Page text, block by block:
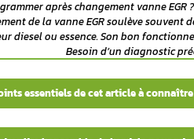
Faut-il reprogrammer
remplacement de la
votremoteur dieselou